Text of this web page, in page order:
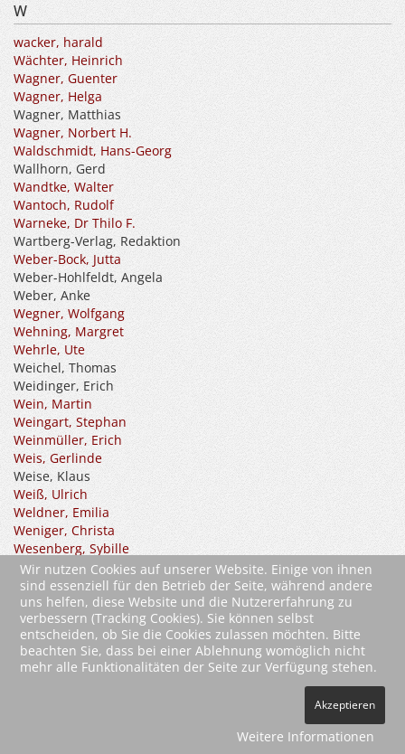
W
wacker, harald
Wächter, Heinrich
Wagner, Guenter
Wagner, Helga
Wagner, Matthias
Wagner, Norbert H.
Waldschmidt, Hans-Georg
Wallhorn, Gerd
Wandtke, Walter
Wantoch, Rudolf
Warneke, Dr Thilo F.
Wartberg-Verlag, Redaktion
Weber-Bock, Jutta
Weber-Hohlfeldt, Angela
Weber, Anke
Wegner, Wolfgang
Wehning, Margret
Wehrle, Ute
Weichel, Thomas
Weidinger, Erich
Wein, Martin
Weingart, Stephan
Weinmüller, Erich
Weis, Gerlinde
Weise, Klaus
Weiß, Ulrich
Weldner, Emilia
Weniger, Christa
Wesenberg, Sybille
Wessel, Friedhelm
Wiborni, Monika
Wickinghoff, Waltraud
Widera, Rüdiger
Wiedemann, Regina
Wiedemann, Sabrina
Wiedemann, Stefan
Wir nutzen Cookies auf unserer Website. Einige von ihnen
sind essenziell für den Betrieb der Seite, während andere
uns helfen, diese Website und die Nutzererfahrung zu
verbessern (Tracking Cookies). Sie können selbst
entscheiden, ob Sie die Cookies zulassen möchten. Bitte
beachten Sie, dass bei einer Ablehnung womöglich nicht
mehr alle Funktionalitäten der Seite zur Verfügung stehen.
Akzeptieren
Weitere Informationen